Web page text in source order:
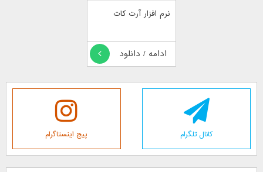
نرم افزار آرت کات
ادامه / دانلود
کانال تلگرام پیج اینستاگرام